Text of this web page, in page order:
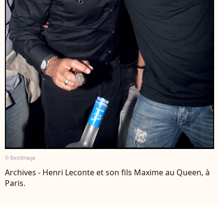
© BestImage
Archives - Henri Leconte et son fils Maxime au Queen, à
Paris.